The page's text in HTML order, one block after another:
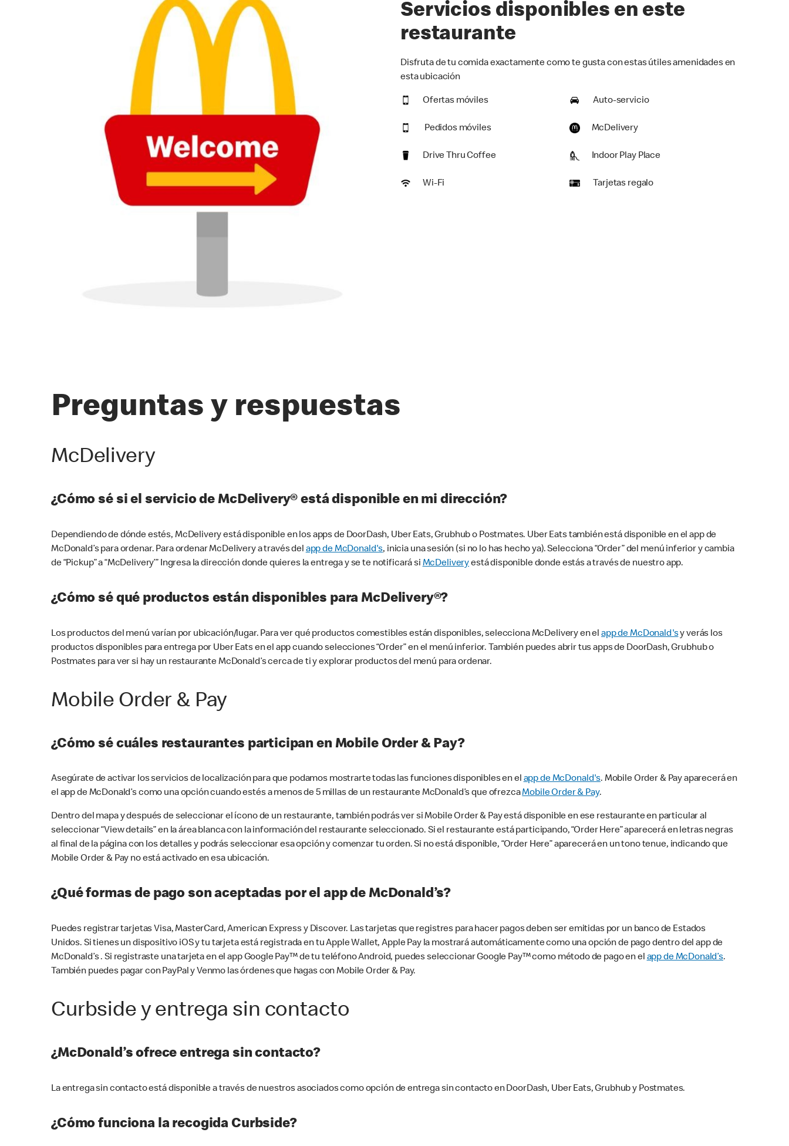
Servicios disponibles en este
restaurante
Disfruta de tu comida exactamente como te gusta con estas útiles amenidades en
esta ubicación
Ofertas móviles Auto-servicio
Pedidos móviles McDelivery
Drive Thru Coffee Indoor Play Place
Wi-Fi Tarjetas regalo
Preguntas y respuestas
McDelivery
¿Cómo sé si el servicio de McDelivery® está disponible en mi dirección?
Dependiendo de dónde estés, McDelivery está disponible en los apps de DoorDash, Uber Eats, Grubhub o Postmates. Uber Eats también está disponible en el app de
McDonald’s para ordenar. Para ordenar McDelivery a través del app de McDonald's, inicia una sesión (si no lo has hecho ya). Selecciona “Order” del menú inferior y cambia
de “Pickup” a “McDelivery’” Ingresa la dirección donde quieres la entrega y se te notificará si McDeliveryestá disponible donde estás a través de nuestro app.
¿Cómo sé qué productos están disponibles para McDelivery®?
Los productos del menú varían por ubicación/lugar. Para ver qué productos comestibles están disponibles, selecciona McDelivery en elapp de McDonald'sy verás los
productos disponibles para entrega por Uber Eats en el app cuando selecciones “Order” en el menú inferior. También puedes abrir tus apps de DoorDash, Grubhub o
Postmates para ver si hay un restaurante McDonald’s cerca de ti y explorar productos del menú para ordenar.
Mobile Order & Pay
¿Cómo sé cuáles restaurantes participan en Mobile Order & Pay?
Asegúrate de activar los servicios de localización para que podamos mostrarte todas las funciones disponibles en elapp de McDonald's. Mobile Order & Pay aparecerá en
el app de McDonald’s como una opción cuando estés a menos de 5 millas de un restaurante McDonald’s que ofrezcaMobile Order & Pay.
Dentro del mapa y después de seleccionar el ícono de un restaurante, también podrás ver si Mobile Order & Pay está disponible en ese restaurante en particular al
seleccionar “View details” en la área blanca con la información del restaurante seleccionado. Si el restaurante está participando, “Order Here” aparecerá en letras negras
al final de la página con los detalles y podrás seleccionar esa opción y comenzar tu orden. Si no está disponible, “Order Here” aparecerá en un tono tenue, indicando que
Mobile Order & Pay no está activado en esa ubicación.
¿Qué formas de pago son aceptadas por el app de McDonald’s?
Puedes registrar tarjetas Visa, MasterCard, American Express y Discover. Las tarjetas que registres para hacer pagos deben ser emitidas por un banco de Estados
Unidos. Si tienes un dispositivo iOS y tu tarjeta está registrada en tu Apple Wallet, Apple Pay la mostrará automáticamente como una opción de pago dentro del app de
McDonald’s . Si registraste una tarjeta en el app Google Pay™ de tu teléfono Android, puedes seleccionar Google Pay™ como método de pago en elapp de McDonald’s.
También puedes pagar con PayPal y Venmo las órdenes que hagas con Mobile Order & Pay.
Curbside y entrega sin contacto
¿McDonald’s ofrece entrega sin contacto?
La entrega sin contacto está disponible a través de nuestros asociados como opción de entrega sin contacto en DoorDash, Uber Eats, Grubhub y Postmates.
¿Cómo funciona la recogida Curbside?